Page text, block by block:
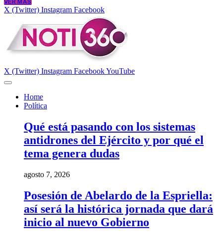
VER MÁS
X (Twitter) Instagram Facebook
X (Twitter) Instagram FacebookYouTube
Home
Política
Qué está pasando con los sistemas
antidrones del Ejército y por qué el
tema genera dudas
agosto 7, 2026
Posesión de Abelardo de la Espriella:
así será la histórica jornada que dará
inicio al nuevo Gobierno